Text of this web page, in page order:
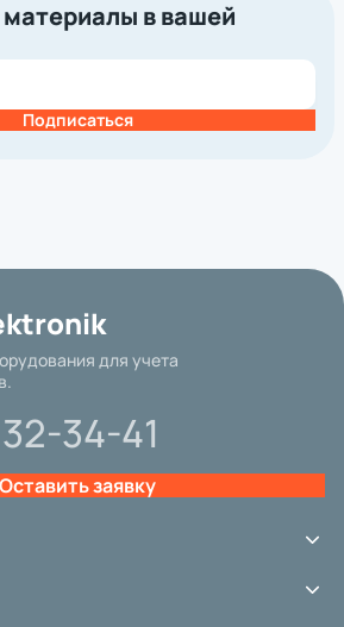
в вашей
Подписаться
для учета
34-41
Оставить заявку